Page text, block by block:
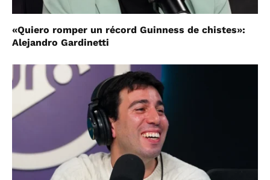
«Quiero romper un récord Guinness de chistes»:
Alejandro Gardinetti